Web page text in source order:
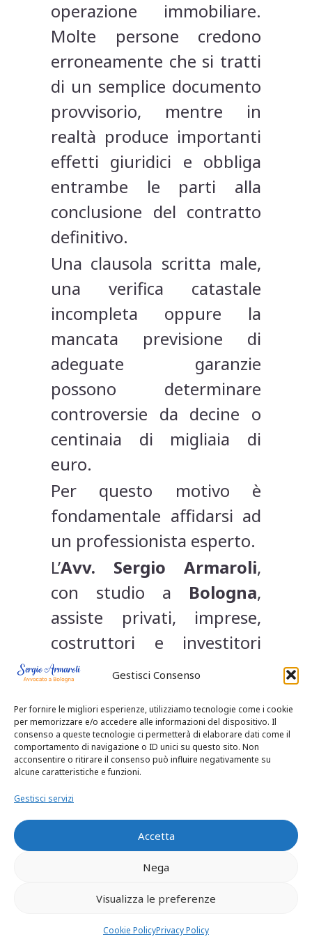
Gestisci Consenso
Per fornire le migliori esperienze, utilizziamo tecnologie come i cookie
per memorizzare e/o accedere alle informazioni del dispositivo. Il
consenso a queste tecnologie ci permetterà di elaborare dati come il
comportamento di navigazione o ID unici su questo sito. Non
acconsentire o ritirare il consenso può influire negativamente su
alcune caratteristiche e funzioni.
Gestisci servizi
Accetta
Nega
Visualizza le preferenze
Cookie PolicyPrivacy Policy
operazione immobiliare.
Molte persone credono
erroneamente che si tratti
di un semplice documento
provvisorio, mentre in
realtà produce importanti
effetti giuridici e obbliga
entrambe le parti alla
conclusione del contratto
definitivo.
Una clausola scritta male,
una verifica catastale
incompleta oppure la
mancata previsione di
adeguate garanzie
possono determinare
controversie da decine o
centinaia di migliaia di
euro.
Per questo motivo è
fondamentale affidarsi ad
un professionista esperto.
L’Avv. Sergio Armaroli,
con studio a Bologna,
assiste privati, imprese,
costruttori e investitori
nella redazione,
contratti preliminari di
compravendita
immobiliare operando in
particolare a
Castelfranco Emilia e
Che cos’è il contratto
preliminare?
Il contratto preliminare è